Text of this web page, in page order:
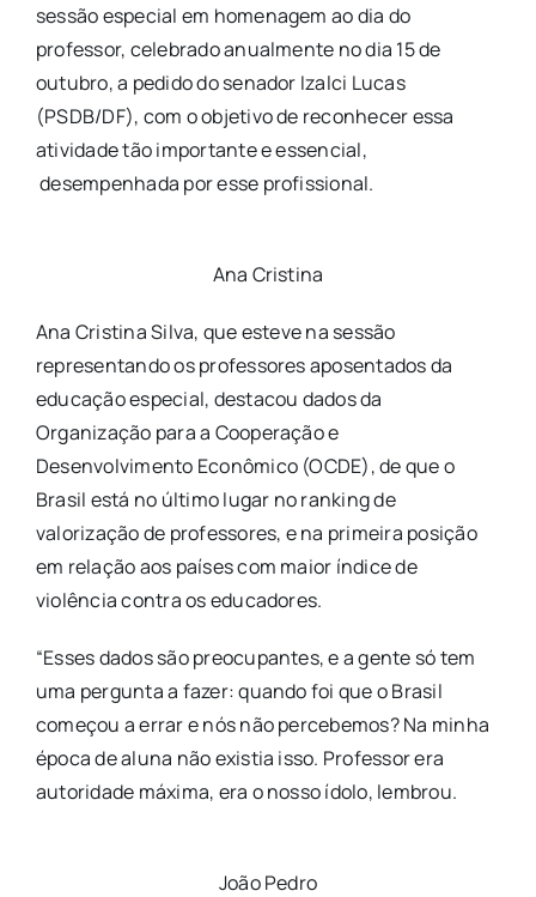
sessão especial em homenagem ao dia do
professor, celebrado anualmente no dia 15 de
outubro, a pedido do senador Izalci Lucas
(PSDB/DF), com o objetivo de reconhecer essa
atividade tão importante e essencial,
desempenhada por esse profissional.
Ana Cristina
Ana Cristina Silva, que esteve na sessão
representando os professores aposentados da
educação especial, destacou dados da
Organização para a Cooperação e
Desenvolvimento Econômico (OCDE), de que o
Brasil está no último lugar no ranking de
valorização de professores, e na primeira posição
em relação aos países com maior índice de
violência contra os educadores.
“Esses dados são preocupantes, e a gente só tem
uma pergunta a fazer: quando foi que o Brasil
começou a errar e nós não percebemos? Na minha
época de aluna não existia isso. Professor era
autoridade máxima, era o nosso ídolo, lembrou.
João Pedro